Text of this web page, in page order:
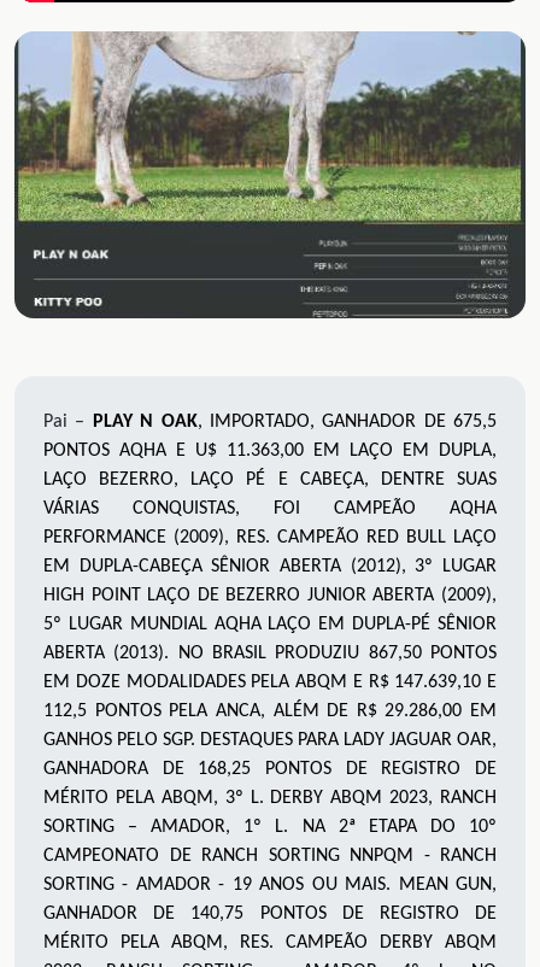
Pai – PLAY N OAK, IMPORTADO, GANHADOR DE 675,5
PONTOS AQHA E U$ 11.363,00 EM LAÇO EM DUPLA,
LAÇO BEZERRO, LAÇO PÉ E CABEÇA, DENTRE SUAS
VÁRIAS CONQUISTAS, FOI CAMPEÃO AQHA
PERFORMANCE (2009), RES. CAMPEÃO RED BULL LAÇO
EM DUPLA-CABEÇA SÊNIOR ABERTA (2012), 3º LUGAR
HIGH POINT LAÇO DE BEZERRO JUNIOR ABERTA (2009),
5º LUGAR MUNDIAL AQHA LAÇO EM DUPLA-PÉ SÊNIOR
ABERTA (2013). NO BRASIL PRODUZIU 867,50 PONTOS
EM DOZE MODALIDADES PELA ABQM E R$ 147.639,10 E
112,5 PONTOS PELA ANCA, ALÉM DE R$ 29.286,00 EM
GANHOS PELO SGP. DESTAQUES PARA LADY JAGUAR OAR,
GANHADORA DE 168,25 PONTOS DE REGISTRO DE
MÉRITO PELA ABQM, 3º L. DERBY ABQM 2023, RANCH
SORTING – AMADOR, 1º L. NA 2ª ETAPA DO 10º
CAMPEONATO DE RANCH SORTING NNPQM - RANCH
SORTING - AMADOR - 19 ANOS OU MAIS. MEAN GUN,
GANHADOR DE 140,75 PONTOS DE REGISTRO DE
MÉRITO PELA ABQM, RES. CAMPEÃO DERBY ABQM